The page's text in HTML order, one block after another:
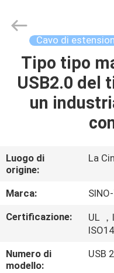
CASA.
PRODOTTI
SU
DI
NOI
VISITA
Technology
Reserved.
Cavo di
Tipo tipo
USB2.0 del
un
Luogo di
origine:
La
Marca:
Certificazione:
UL
Numero di
modello:
USB